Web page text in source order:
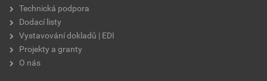
Technická podpora
Dodací listy
Vystavování dokladů | EDI
Projekty a granty
O nás